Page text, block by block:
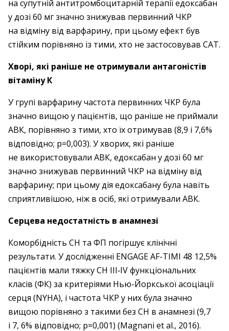
на супутній антитромбоцитарній терапії едоксабан
у дозі 60 мг значно знижував первинний ЧКР
на відміну від варфарину, при цьому ефект був
стійким порівняно із тими, хто не застосовував САТ.
Хворі, які раніше не отримували антагоністів
вітаміну К
У групі варфарину частота первинних ЧКР була
значно вищою у пацієнтів, що раніше не приймали
АВК, порівняно з тими, хто їх отримував (8,9 і 7,6%
відповідно; р=0,003). У хворих, які раніше
не використовували АВК, едоксабан у дозі 60 мг
значно знижував первинний ЧКР на відміну від
варфарину; при цьому дія едоксабану була навіть
сприятливішою, ніж в осіб, які отримували АВК.
Серцева недостатність в анамнезі
Коморбідність СН та ФП погіршує клінічні
результати. У дослід­жен­ні ENGAGE AF-TIMI 48 12,5%
пацієнтів мали тяжку СН III‑IV функціональних
класів (ФК) за критеріями Нью-Йоркської асоціації
серця (NYHA), і частота ЧКР у них була значно
вищою порівняно з такими без СН в анамнезі (9,7
і 7, 6% відповідно; р=0,001) (Magnani et al., 2016).